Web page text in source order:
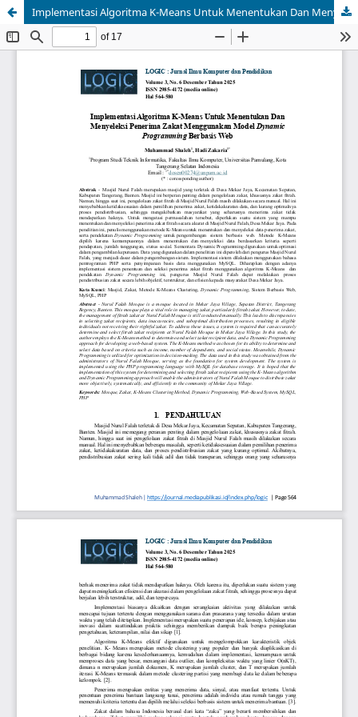
Implementasi Algoritma K-Means Untuk Menentukan Dan Menyeleksi Penerima Zakat Menggunakan Model Dynamic Programming Berbasis Web